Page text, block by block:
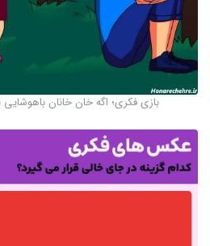
بازی فکری؛ اگه خان خانان باهوشایی